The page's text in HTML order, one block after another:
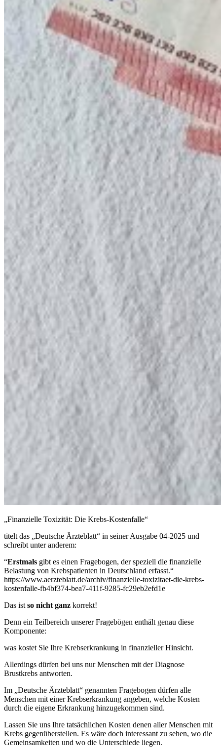
„Finanzielle Toxizität: Die Krebs-Kostenfalle“
titelt das „Deutsche Ärzteblatt“ in seiner Ausgabe 04-2025 und
schreibt unter anderem:
“Erstmals gibt es einen Fragebogen, der speziell die finanzielle
Belastung von Krebspatienten in Deutschland erfasst.“
https://www.aerzteblatt.de/archiv/finanzielle-toxizitaet-die-krebs-
kostenfalle-fb4bf374-bea7-411f-9285-fc29eb2efd1e
Das ist so nicht ganz korrekt!
Denn ein Teilbereich unserer Fragebögen enthält genau diese
Komponente:
was kostet Sie Ihre Krebserkrankung in finanzieller Hinsicht.
Allerdings dürfen bei uns nur Menschen mit der Diagnose
Brustkrebs antworten.
Im „Deutsche Ärzteblatt“ genannten Fragebogen dürfen alle
Menschen mit einer Krebserkrankung angeben, welche Kosten
durch die eigene Erkrankung hinzugekommen sind.
Lassen Sie uns Ihre tatsächlichen Kosten denen aller Menschen mit
Krebs gegenüberstellen. Es wäre doch interessant zu sehen, wo die
Gemeinsamkeiten und wo die Unterschiede liegen.